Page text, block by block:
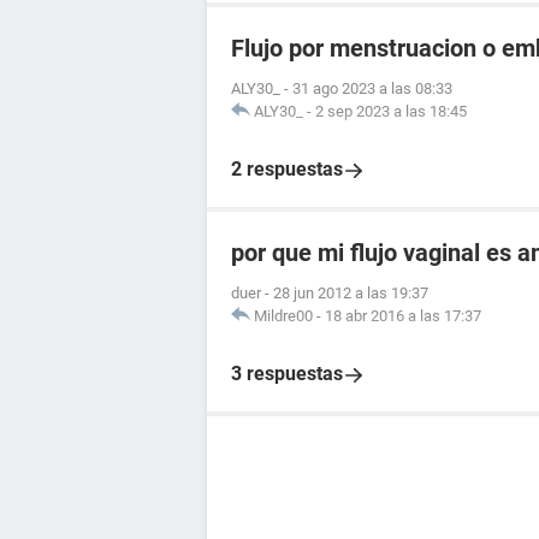
Flujo por menstruacion o
ALY30_ - 31 ago 2023 a las 08:33
ALY30_ - 2 sep 2023 a las 18:45
2 respuestas
por que mi flujo vaginal es
duer - 28 jun 2012 a las 19:37
Mildre00 - 18 abr 2016 a las 17:37
3 respuestas